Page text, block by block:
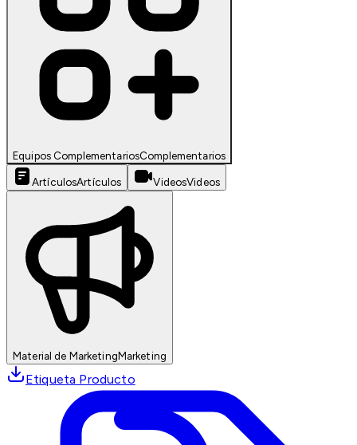
Equipos ComplementariosComplementarios
ArtículosArtículos VideosVideos
Material de MarketingMarketing
Etiqueta Producto